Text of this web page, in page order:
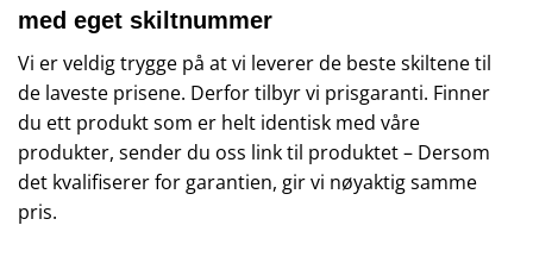
med eget skiltnummer
Vi er veldig trygge på at vi leverer de beste skiltene til
de laveste prisene. Derfor tilbyr vi prisgaranti. Finner
du ett produkt som er helt identisk med våre
produkter, sender du oss link til produktet – Dersom
det kvalifiserer for garantien, gir vi nøyaktig samme
pris.